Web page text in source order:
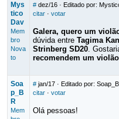
Mys
tico
Dav
Mem
bro
Nova
to
# dez/16· Editado por:
citar· votar
Galera, quero um
dúvida entre Tagima
Strinberg SD20.
recomendem um
Soa
p_B
R
Mem
# jan/17· Editado por:
citar· votar
Olá pessoas!